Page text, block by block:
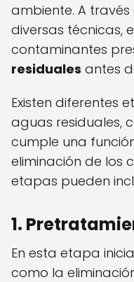
ambiente. A
diversas técnicas,
contaminantes
residuales antes
Existen diferentes
aguas residuales,
cumple una
eliminación de los
etapas pueden
1.
En esta etapa
como la